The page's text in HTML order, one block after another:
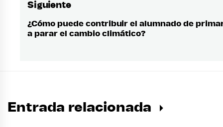
Siguiente
Entrada
siguiente:
¿Cómo puede contribuir el alumnado de
a parar el cambio climático?
Entrada relacionada